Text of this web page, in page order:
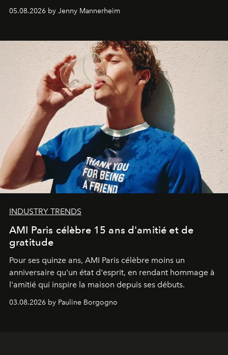
codes de la parfumerie contemporaine en proposant
une approche aussi intuitive que personnelle :
05.08.2026 by Jenny Mannerheim
INDUSTRY TRENDS
AMI Paris célèbre 15 ans d'amitié et de
gratitude
Pour ses quinze ans, AMI Paris célèbre moins un
anniversaire qu'un état d'esprit, en rendant hommage à
l'amitié qui inspire la maison depuis ses débuts.
03.08.2026 by Pauline Borgogno